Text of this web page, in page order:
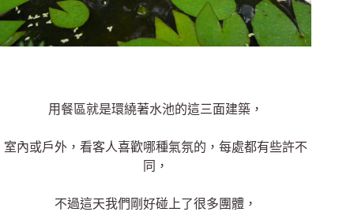
用餐區就是環繞著水池的這三面建築，
室內或戶外，看客人喜歡哪種氣氛的，每處都有些許不
同，
不過這天我們剛好碰上了很多團體，